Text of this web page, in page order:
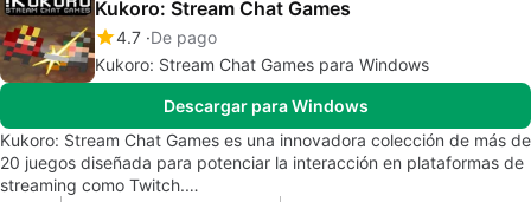
Kukoro: Stream Chat Games
4.7 De pago
Kukoro: Stream Chat Games para Windows
Descargar para Windows
Kukoro: Stream Chat Games es una innovadora colección de más de
20 juegos diseñada para potenciar la interacción en plataformas de
streaming como Twitch.…